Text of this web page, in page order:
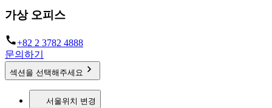
가상 오피스
+82 2 3782 4888
문의하기
섹션을 선택해주세요
서울위치 변경